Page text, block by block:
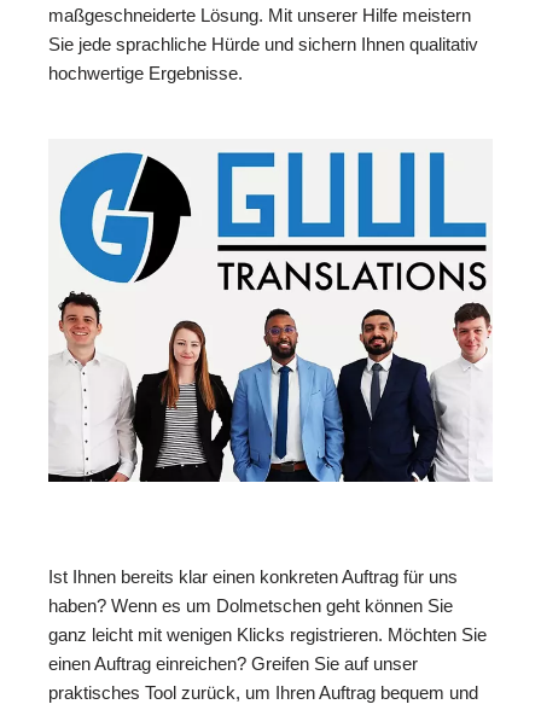
maßgeschneiderte Lösung. Mit unserer Hilfe meistern
Sie jede sprachliche Hürde und sichern Ihnen qualitativ
hochwertige Ergebnisse.
Ist Ihnen bereits klar einen konkreten Auftrag für uns
haben? Wenn es um Dolmetschen geht können Sie
ganz leicht mit wenigen Klicks registrieren. Möchten Sie
einen Auftrag einreichen? Greifen Sie auf unser
praktisches Tool zurück, um Ihren Auftrag bequem und